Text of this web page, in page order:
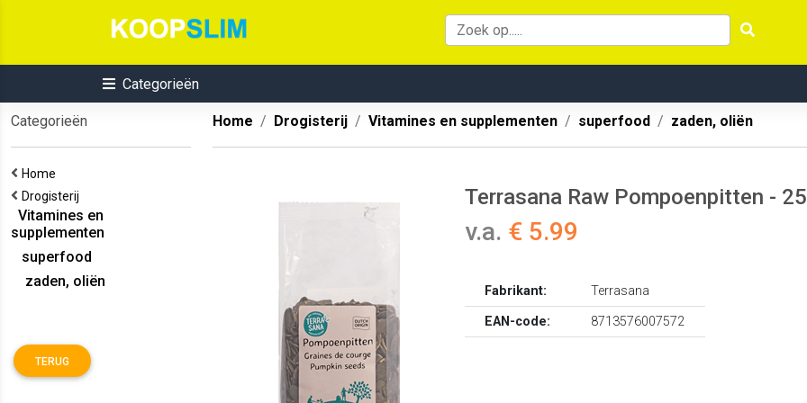
Categorieën
Categorieën
Home
Drogisterij
Vitamines en
supplementen
superfood
zaden, oliën
TERUG
Home Drogisterij Vitamines en supplementen superfood zaden, oliën
Terrasana Raw Pompoenpitten -
v.a. € 5.99
Fabrikant:
Terrasana
EAN-code:
8713576007572